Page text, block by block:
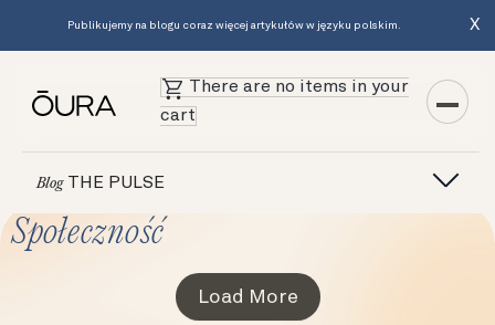
Publikujemy na blogu coraz więcej artykułów w języku polskim. X
There are no items in your
cart
BlogTHE PULSE
Społeczność
Load More